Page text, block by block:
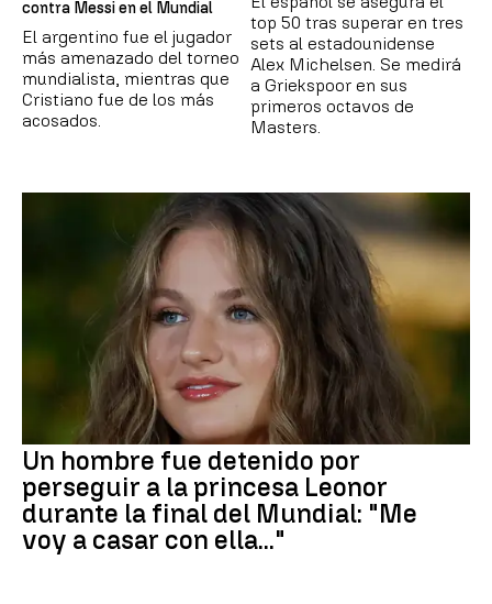
contra Messi en el Mundial
El argentino fue el jugador
más amenazado del torneo
mundialista, mientras que
Cristiano fue de los más
acosados.
top 50 tras superar en tres
sets al estadounidense
Alex Michelsen. Se medirá
a Griekspoor en sus
primeros octavos de
Masters.
Un hombre fue detenido por
perseguir a la princesa Leonor
durante la final del Mundial: "Me
voy a casar con ella..."